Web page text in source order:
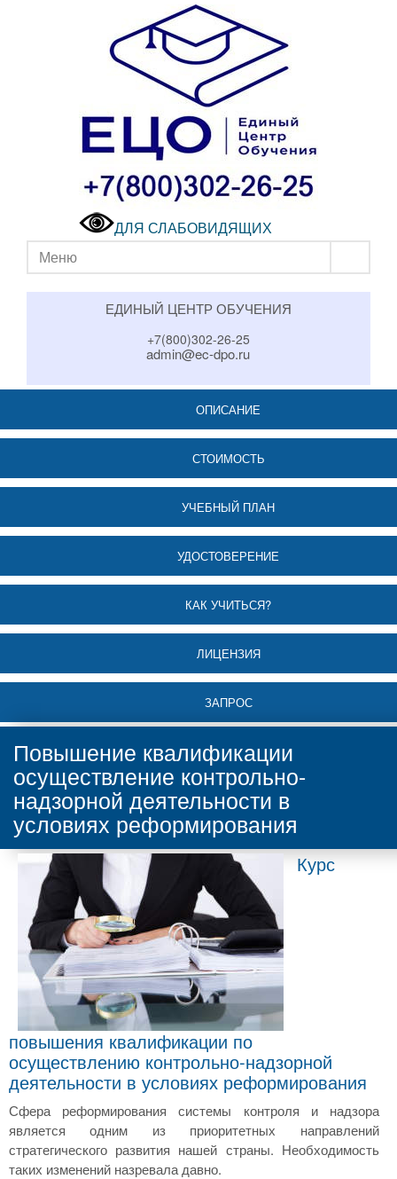
ДЛЯ СЛАБОВИДЯЩИХ
Меню
ЕДИНЫЙ ЦЕНТР ОБУЧЕНИЯ
+7(800)302-26-25
admin@ec-dpo.ru
ОПИСАНИЕ
СТОИМОСТЬ
УЧЕБНЫЙ ПЛАН
УДОСТОВЕРЕНИЕ
КАК УЧИТЬСЯ?
ЛИЦЕНЗИЯ
ЗАПРОС
Повышение квалификации
осуществление контрольно-
надзорной деятельности в
условиях реформирования
Курс
повышения квалификации по
осуществлению контрольно-надзорной
деятельности в условиях реформирования
Сфера реформирования системы контроля и надзора
является одним из приоритетных направлений
стратегического развития нашей страны. Необходимость
таких изменений назревала давно.